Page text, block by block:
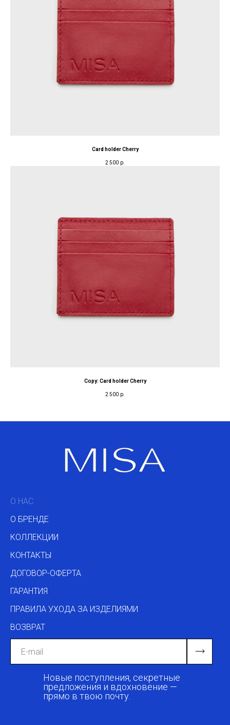
Card holder Cherry
2 500 р.
Copy: Card holder Cherry
2 500 р.
ДОГОВОР-ОФЕРТА
ГАРАНТИЯ
ПРАВИЛА УХОДА ЗА ИЗДЕЛИЯМИ
ВОЗВРАТ
О НАС
О БРЕНДЕ
КОЛЛЕКЦИИ
КОНТАКТЫ
Новые поступления, секретные
предложения и вдохновение —
прямо в твою почту.